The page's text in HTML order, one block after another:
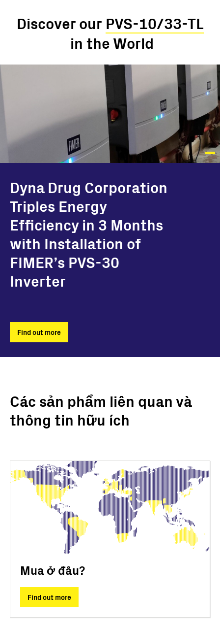
Discover our PVS-10/33-TL
in the World
Dyna Drug Corporation
Triples Energy
Efficiency in 3 Months
with Installation of
FIMER’s PVS-30
Inverter
Find out more
Các sản phẩm liên quan và
thông tin hữu ích
Mua ở đâu?
Find out more